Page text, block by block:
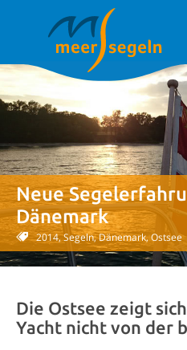
Neue
Dänemark
2014, Segeln, Dänemark, Ostsee
Die Ostsee zeigt
Yacht nicht von der